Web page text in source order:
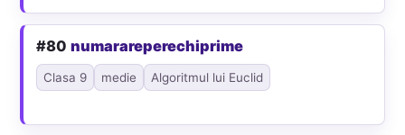
#80numarareperechiprime
Clasa 9 medie Algoritmul lui Euclid